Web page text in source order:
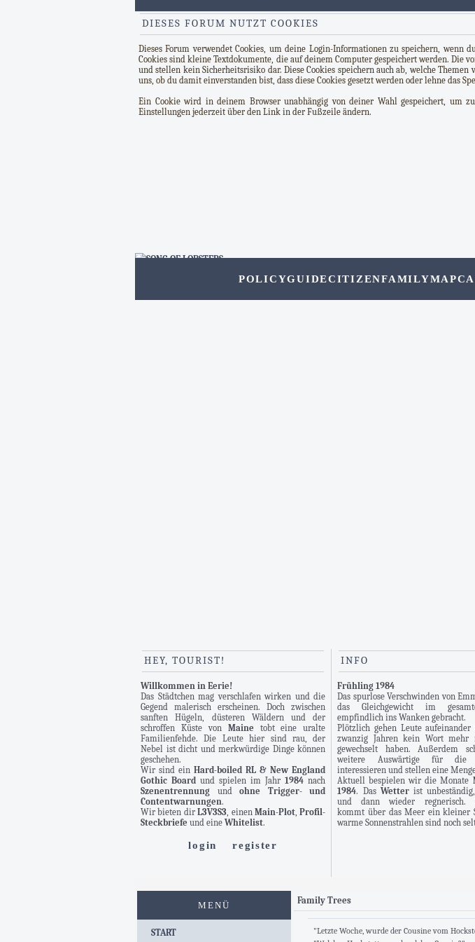
DIESES FORUM NUTZT COOKIES
Dieses Forum verwendet Cookies, um deine Login-Informationen zu speichern,
Cookies sind kleine Textdokumente, die auf deinem Computer gespeichert werden. Die
und stellen kein Sicherheitsrisiko dar. Diese Cookies speichern auch ab, welche
uns, ob du damit einverstanden bist, dass diese Cookies gesetzt werden oder lehne das
Ein Cookie wird in deinem Browser unabhängig von deiner Wahl gespeichert, um
Einstellungen jederzeit über den Link in der Fußzeile ändern.
POLICYGUIDECITIZENFAMILYMAP
HEY, TOURIST!
Willkommen in Eerie!
Das Städtchen mag verschlafen wirken und die
Gegend malerisch erscheinen. Doch zwischen
sanften Hügeln, düsteren Wäldern und der
schroffen Küste von Maine tobt eine uralte
Familienfehde. Die Leute hier sind rau, der
Nebel ist dicht und merkwürdige Dinge können
geschehen.
Wir sind einHard-boiled RL & New England
Gothic Board und spielen im Jahr1984 nach
Szenentrennung undohne Trigger- und
Contentwarnungen.
Wir bieten dirL3V3S3, einen Main-Plot,Profil-
Steckbriefe und eine Whitelist.
login register
INFO
Frühling 1984
Das spurlose Verschwinden von
das Gleichgewicht im
empfindlich ins Wanken gebracht.
Plötzlich gehen Leute
zwanzig Jahren kein Wort mehr
gewechselt haben. Außerdem
weitere Auswärtige für die
interessieren und stellen eine
Aktuell bespielen wir die Monate
1984. Das Wetterist
und dann wieder regnerisch.
kommt über das Meer ein kleiner
warme Sonnenstrahlen sind noch
MENÜ
START
Family Trees
"Letzte Woche, wurde der Cousine vom